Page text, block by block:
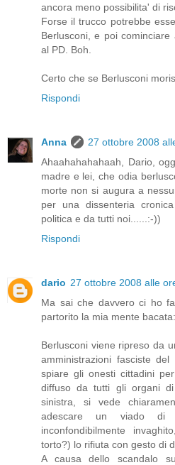
ancora meno possibilita' di
Forse il trucco potrebbe
Berlusconi, e poi
al PD. Boh.
Certo che se Berlusconi
Rispondi
Anna
27 ottobre 2008
Ahaahahahahaah, Dario,
madre e lei, che odia
morte non si augura a
per una dissenteria
politica e da tutti noi......:-))
Rispondi
dario 27 ottobre 2008 alle
Ma sai che davvero ci ho
partorito la mia mente bacata:
Berlusconi viene ripreso da
amministrazioni fasciste
spiare gli onesti cittadini
diffuso da tutti gli organi
sinistra, si vede
adescare un viado
inconfondibilmente
torto?) lo rifiuta con gesto di
A causa dello scandalo